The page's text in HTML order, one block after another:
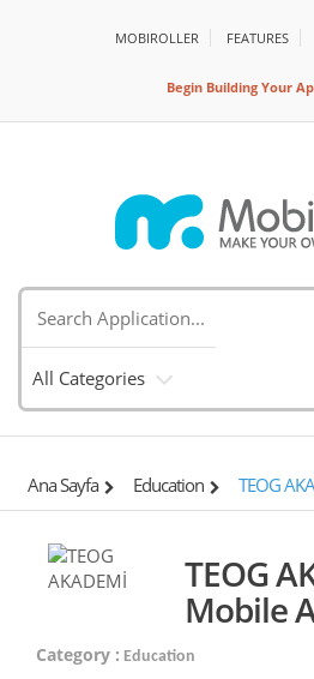
MOBIROLLER FEATURES
Begin Building Your
All Categories
Ana Sayfa Education TEOG
TEOG
Mobile
Category : Education